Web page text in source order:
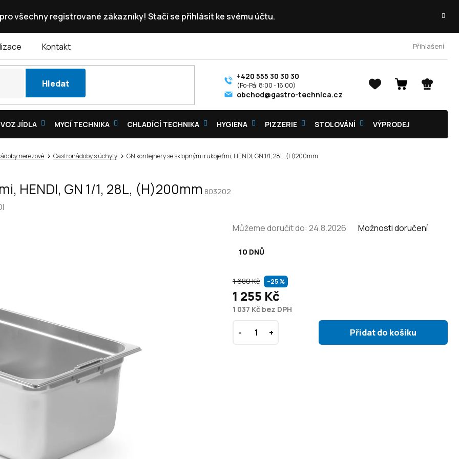
pro všechny registrované zákazníky! Stačí se přihlásit ke svému účtu.
Kontakt Přihlášení
Hledat
NÁKUPNÍ
+420 555 30 30 30
obchod@gastro-technica.cz
JÍDLA MYCÍ TECHNIKA CHLADÍCÍ TECHNIKA HYGIENA PIZZERIE STOLOVÁNÍ VÝPRODEJ
nerezové Gastronádoby s úchyty GN kontejnery se sklopnými rukojeťmi, HENDI, GN 1/1, 28L, (H)200mm
HENDI, GN 1/1, 28L, (H)200mm 803202
1 680 Kč –25 %
1 255 Kč
1 037 Kč bez DPH
10 DNŮ
Můžeme doručit do: 24.8.2026 Možnosti doručení
Přidat do košíku